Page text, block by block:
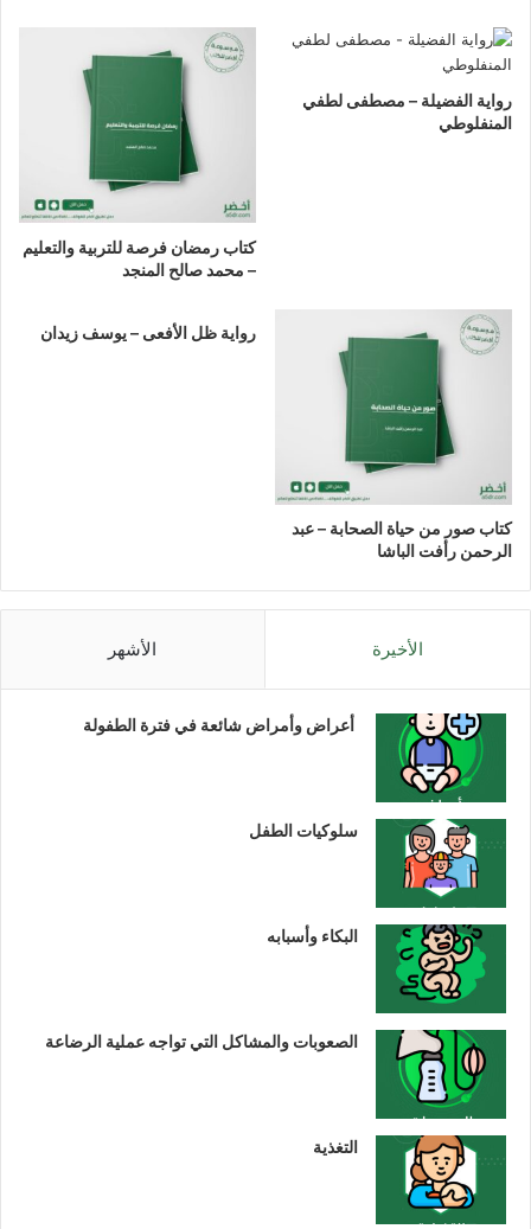
رواية الفضيلة – مصطفى لطفي
المنفلوطي
كتاب رمضان فرصة للتربية والتعليم
– محمد صالح المنجد
كتاب صور من حياة الصحابة – عبد
الرحمن رأفت الباشا
رواية ظل الأفعى – يوسف زيدان
الأخيرة الأشهر
أعراض وأمراض شائعة في فترة الطفولة
سلوكيات الطفل
البكاء وأسبابه
الصعوبات والمشاكل التي تواجه عملية الرضاعة
التغذية